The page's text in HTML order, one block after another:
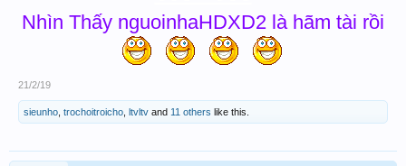
Nhìn Thấy nguoinhaHDXD2 là hãm tài rồi
21/2/19
sieunho trochoitroicho ltvltv and 11 others like this.